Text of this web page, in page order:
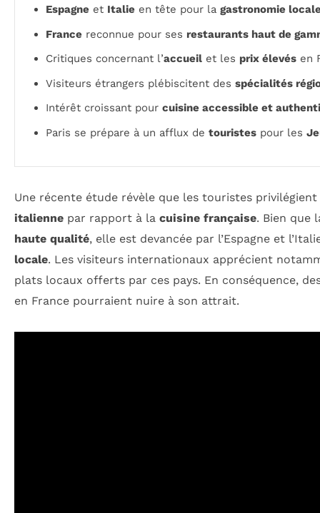
Espagne et Italie en tête pour la gastronomie
France reconnue pour ses restaurants haut de
Critiques concernant l’accueil et les prix élevés en
Visiteurs étrangers plébiscitent des spécialités
Intérêt croissant pour cuisine accessible et
Paris se prépare à un afflux de touristes pour les
Une récente étude révèle que les touristes
italienne par rapport à la cuisine française. Bien que
haute qualité, elle est devancée par l’Espagne et
locale. Les visiteurs internationaux apprécient
plats locaux offerts par ces pays. En conséquence,
en France pourraient nuire à son attrait.